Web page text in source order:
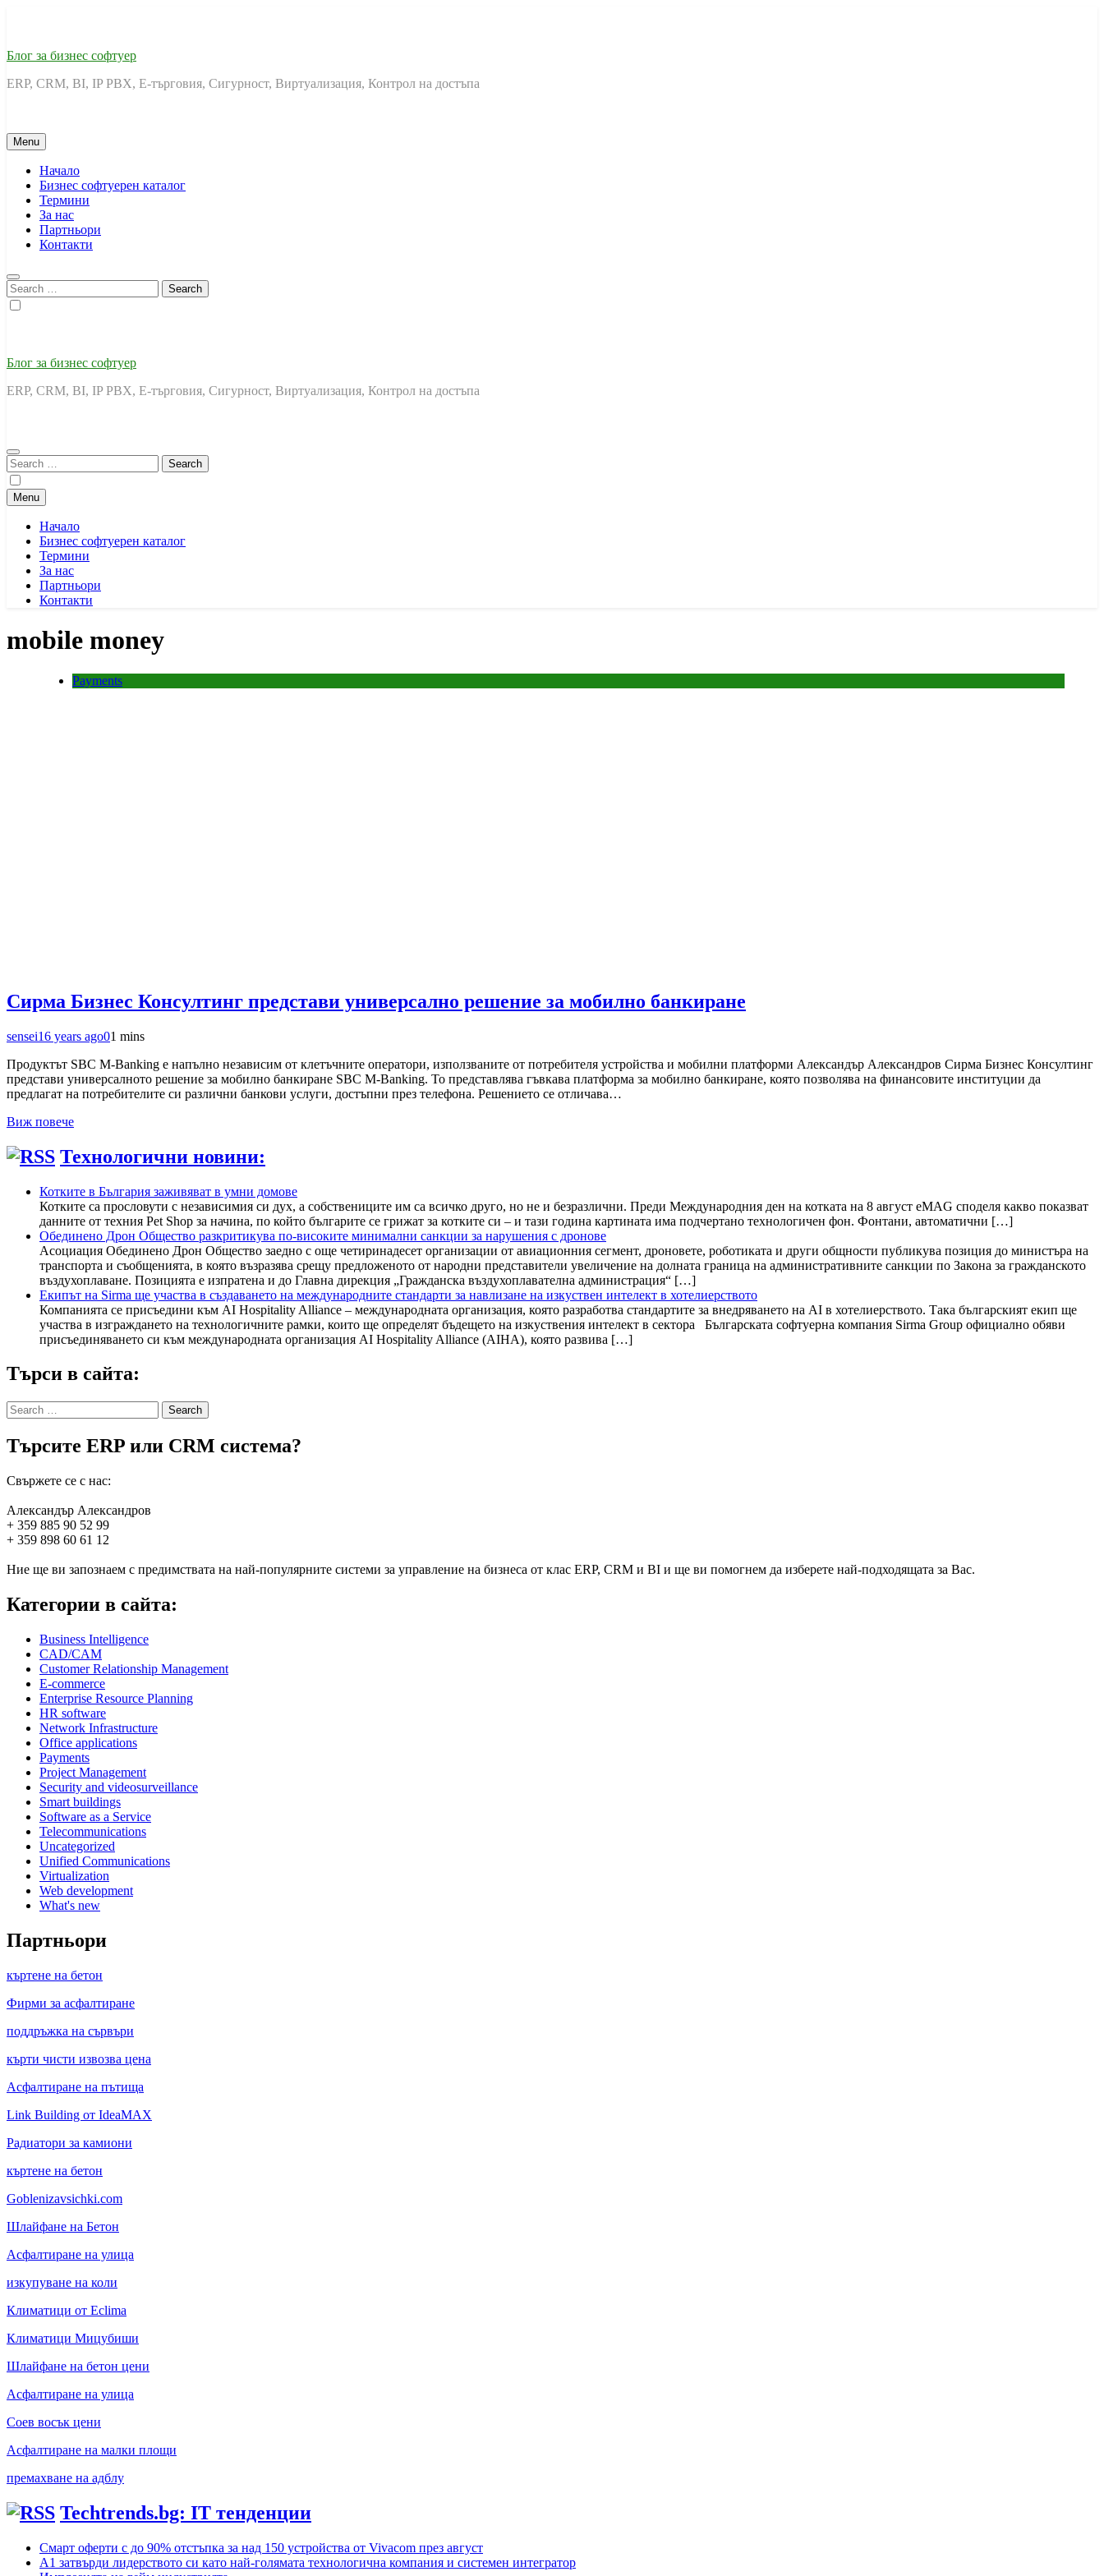
Блог за бизнес софтуер
ERP, CRM, BI, IP PBX, Е-търговия, Сигурност, Виртуализация, Контрол на достъпа
Menu
Начало
Бизнес софтуерен каталог
Термини
За нас
Партньори
Контакти
Search
for:
Блог за бизнес софтуер
ERP, CRM, BI, IP PBX, Е-търговия, Сигурност, Виртуализация, Контрол на достъпа
Search
for:
Menu
Начало
Бизнес софтуерен каталог
Термини
За нас
Партньори
Контакти
mobile money
Payments
Сирма Бизнес Консултинг представи универсално решение за мобилно банкиране
sensei16 years ago01 mins
Продуктът SBC M-Banking е напълно независим от клетъчните оператори, използваните от потребителя устройства и мобилни платформи Александър Александров Сирма Бизнес Консултинг
представи универсалното решение за мобилно банкиране SBC M-Banking. То представлява гъвкава платформа за мобилно банкиране, която позволява на финансовите институции да
предлагат на потребителите си различни банкови услуги, достъпни през телефона. Решението се отличава…
Виж повече
Технологични новини:
Котките в България заживяват в умни домове
Котките са прословути с независимия си дух, а собствениците им са всичко друго, но не и безразлични. Преди Международния ден на котката на 8 август eMAG споделя какво показват
данните от техния Pet Shop за начина, по който българите се грижат за котките си – и тази година картината има подчертано технологичен фон. Фонтани, автоматични […]
Обединено Дрон Общество разкритикува по-високите минимални санкции за нарушения с дронове
Асоциация Обединено Дрон Общество заедно с още четиринадесет организации от авиационния сегмент, дроновете, роботиката и други общности публикува позиция до министъра на
транспорта и съобщенията, в която възразява срещу предложеното от народни представители увеличение на долната граница на административните санкции по Закона за гражданското
въздухоплаване. Позицията е изпратена и до Главна дирекция „Гражданска въздухоплавателна администрация“ […]
Екипът на Sirma ще участва в създаването на международните стандарти за навлизане на изкуствен интелект в хотелиерството
Компанията се присъедини към AI Hospitality Alliance – международната организация, която разработва стандартите за внедряването на AI в хотелиерството. Така българският екип ще
участва в изграждането на технологичните рамки, които ще определят бъдещето на изкуствения интелект в сектора Българската софтуерна компания Sirma Group официално обяви
присъединяването си към международната организация AI Hospitality Alliance (AIHA), която развива […]
Търси в сайта:
Search
for:
Търсите ERP или CRM система?
Свържете се с нас:
Александър Александров
+ 359 885 90 52 99
+ 359 898 60 61 12
Ние ще ви запознаем с предимствата на най-популярните системи за управление на бизнеса от клас ERP, CRM и BI и ще ви помогнем да изберете най-подходящата за Вас.
Категории в сайта:
Business Intelligence
CAD/CAM
Customer Relationship Management
E-commerce
Enterprise Resource Planning
HR software
Network Infrastructure
Office applications
Payments
Project Management
Security and videosurveillance
Smart buildings
Software as a Service
Telecommunications
Uncategorized
Unified Communications
Virtualization
Web development
What's new
Партньори
къртене на бетон
Фирми за асфалтиране
поддръжка на сървъри
кърти чисти извозва цена
Асфалтиране на пътища
Link Building от IdeaMAX
Радиатори за камиони
къртене на бетон
Goblenizavsichki.com
Шлайфане на Бетон
Асфалтиране на улица
изкупуване на коли
Климатици от Eclima
Климатици Мицубиши
Шлайфане на бетон цени
Асфалтиране на улица
Соев восък цени
Асфалтиране на малки площи
премахване на адблу
Techtrends.bg: IT тенденции
Смарт оферти с до 90% отстъпка за над 150 устройства от Vivacom през август
А1 затвърди лидерството си като най-голямата технологична компания и системен интегратор